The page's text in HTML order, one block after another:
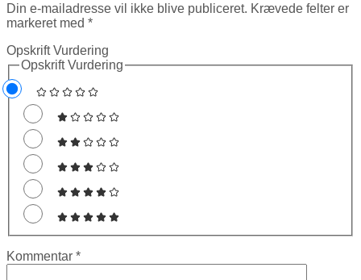
Din e-mailadresse vil ikke blive publiceret. Krævede felter er
markeret med *
Opskrift Vurdering
Opskrift Vurdering
Kommentar *